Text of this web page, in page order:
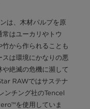
は、木材パルプを原
はユーカリやトウ
から作られることも
は環境にかなりの悪
絶滅の危機に瀕して
RAWではサステナ
ンチング社のTencel
を使用していま